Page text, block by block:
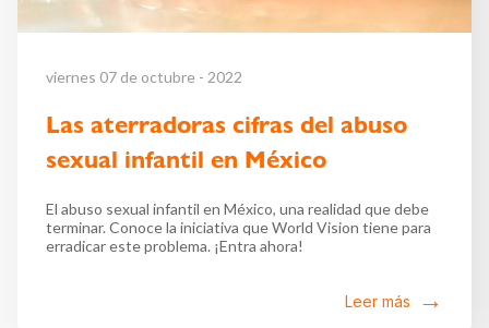
viernes 07 de octubre - 2022
Las aterradoras cifras del abuso
sexual infantil en México
El abuso sexual infantil en México, una realidad que debe
terminar. Conoce la iniciativa que World Vision tiene para
erradicar este problema. ¡Entra ahora!
Leer más